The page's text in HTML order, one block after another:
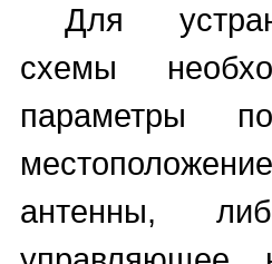
Для
схемы
параметры
антенны,